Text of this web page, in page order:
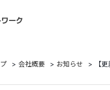
> 会社概要 > お知らせ > 【